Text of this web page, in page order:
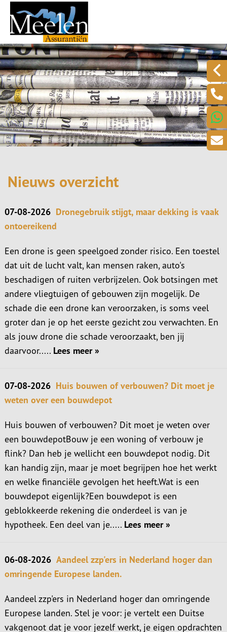
Nieuws overzicht
07-08-2026 Dronegebruik stijgt, maar dekking is vaak
ontoereikend
Een drone is geen speelgoed zonder risico. Een toestel
dat uit de lucht valt, kan mensen raken, auto's
beschadigen of ruiten verbrijzelen. Ook botsingen met
andere vliegtuigen of gebouwen zijn mogelijk. De
schade die een drone kan veroorzaken, is soms veel
groter dan je op het eerste gezicht zou verwachten. En
als jouw drone die schade veroorzaakt, ben jij
daarvoor..... Lees meer »
07-08-2026 Huis bouwen of verbouwen? Dit moet je
weten over een bouwdepot
Huis bouwen of verbouwen? Dit moet je weten over
een bouwdepotBouw je een woning of verbouw je
flink? Dan heb je wellicht een bouwdepot nodig. Dit
kan handig zijn, maar je moet begrijpen hoe het werkt
en welke financiële gevolgen het heeft.Wat is een
bouwdepot eigenlijk?Een bouwdepot is een
geblokkeerde rekening die onderdeel is van je
hypotheek. Een deel van je..... Lees meer »
06-08-2026 Aandeel zzp'ers in Nederland hoger dan
omringende Europese landen.
Aandeel zzp'ers in Nederland hoger dan omringende
Europese landen. Stel je voor: je vertelt een Duitse
vakgenoot dat je voor jezelf werkt, je eigen opdrachten